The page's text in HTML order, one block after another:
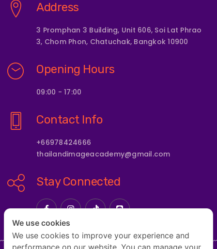
Address
3 Promphan 3 Building, Unit 606, Soi Lat Phrao
3, Chom Phon, Chatuchak, Bangkok 10900
Opening Hours
09:00 - 17:00
Contact Info
+66978424666
thailandimageacademy@gmail.com
Stay Connected
We use cookies
We use cookies to improve your experience and
performance on our website. You can manage your